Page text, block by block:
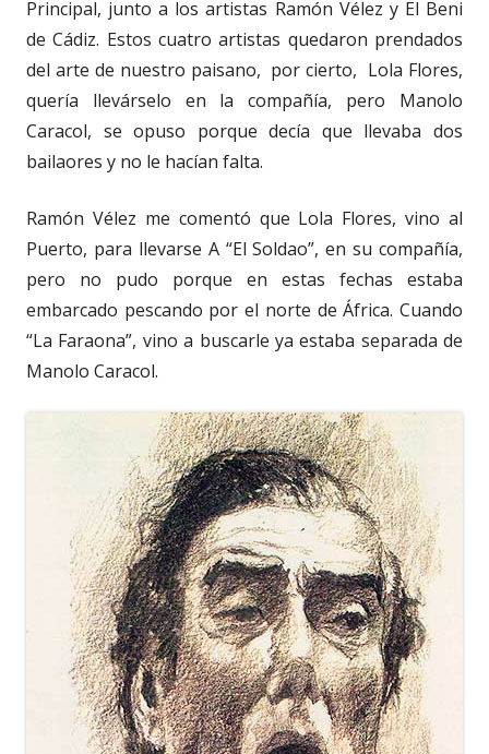
Principal, junto a los artistas Ramón Vélez y El Beni
de Cádiz. Estos cuatro artistas quedaron prendados
del arte de nuestro paisano, por cierto, Lola Flores,
quería llevárselo en la compañía, pero Manolo
Caracol, se opuso porque decía que llevaba dos
bailaores y no le hacían falta.
Ramón Vélez me comentó que Lola Flores, vino al
Puerto, para llevarse A “El Soldao”, en su compañía,
pero no pudo porque en estas fechas estaba
embarcado pescando por el norte de África. Cuando
“La Faraona”, vino a buscarle ya estaba separada de
Manolo Caracol.